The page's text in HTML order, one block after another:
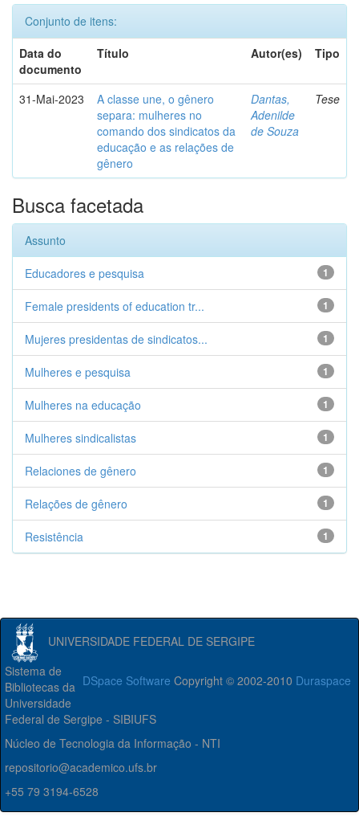
Conjunto de itens:
Data do
documento
Título Autor(es) Tipo
31-Mai-2023
A classe une, o gênero
separa: mulheres no
comando dos sindicatos da
educação e as relações de
gênero
Dantas,
Adenilde
de Souza
Tese
Busca facetada
Assunto
1
Educadores e pesquisa
1
Female presidents of education tr...
1
Mujeres presidentas de sindicatos...
1
Mulheres e pesquisa
1
Mulheres na educação
1
Mulheres sindicalistas
1
Relaciones de gênero
1
Relações de gênero
1
Resistência
UNIVERSIDADE FEDERAL DE SERGIPE
DSpace Software Copyright © 2002-2010 Duraspace
Sistema de
Bibliotecas da
Universidade
Federal de Sergipe - SIBIUFS
Núcleo de Tecnologia da Informação - NTI
repositorio@academico.ufs.br
+55 79 3194-6528